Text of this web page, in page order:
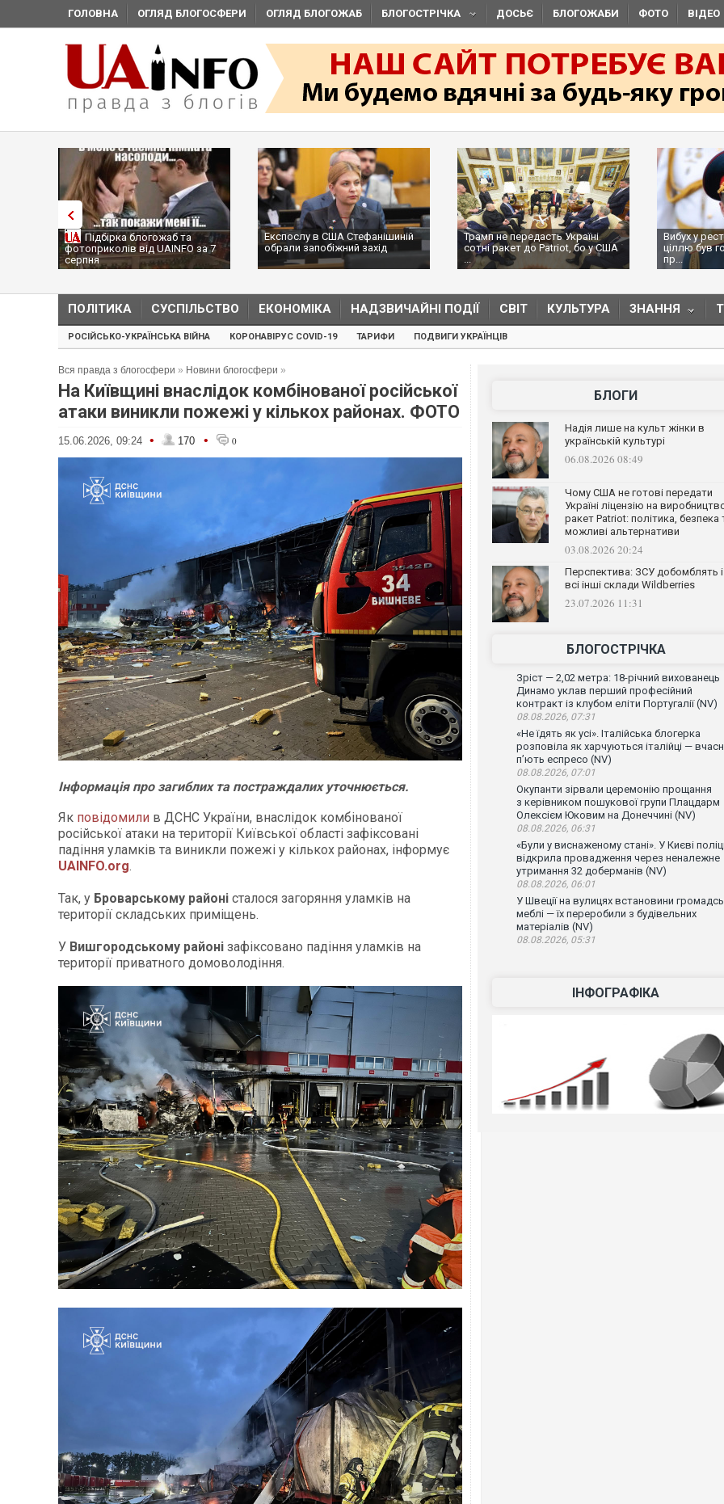
ГОЛОВНА ОГЛЯД БЛОГОСФЕРИ ОГЛЯД БЛОГОЖАБ БЛОГОСТРІЧКА ДОСЬЄ БЛОГОЖАБИ ФОТО ВІДЕО
Підбірка блогожаб та
фотоприколів від UAINFO за 7
серпня
Експослу в США Стефанішиній
обрали запобіжний захід
Трамп не передасть Україні
сотні ракет до Patriot, бо у США
Вибух у ресторані
ціллю був
ПОЛІТИКА СУСПІЛЬСТВО ЕКОНОМІКА НАДЗВИЧАЙНІ ПОДІЇ СВІТ КУЛЬТУРА ЗНАННЯ
РОСІЙСЬКО-УКРАЇНСЬКА ВІЙНА КОРОНАВІРУС COVID-19 ТАРИФИ ПОДВИГИ УКРАЇНЦІВ
Вся правда з блогосфери » Новини блогосфери »
На Київщині внаслідок комбінованої російської
атаки виникли пожежі у кількох районах. ФОТО
15.06.2026, 09:24 • 170 • 0
Інформація про загиблих та постраждалих уточнюється.
Як повідомили в ДСНС України, внаслідок комбінованої
російської атаки на території Київської області зафіксовані
падіння уламків та виникли пожежі у кількох районах, інформує
UAINFO.org.
Так, у Броварському районі сталося загоряння уламків на
території складських приміщень.
У Вишгородському районі зафіксовано падіння уламків на
території приватного домоволодіння.
БЛОГИ
Надія лише на культ жінки в
українській культурі
06.08.2026 08:49
Чому США не готові передати
Україні ліцензію на
ракет Patriot: політика, безпека
можливі альтернативи
03.08.2026 20:24
Перспектива: ЗСУ добомблять і
всі інші склади Wildberries
23.07.2026 11:31
БЛОГОСТРІЧКА
Зріст — 2,02 метра: 18-річний вихованець
Динамо уклав перший професійний
контракт із клубом еліти Португалії (NV)
08.08.2026, 07:31
«Не їдять як усі». Італійська блогерка
розповіла як харчуються італійці —
п’ють еспресо (NV)
08.08.2026, 07:01
Окупанти зірвали церемонію прощання
з керівником пошукової групи Плацдарм
Олексієм Юковим на Донеччині (NV)
08.08.2026, 06:31
«Були у виснаженому стані». У Києві
відкрила провадження через неналежне
утримання 32 доберманів (NV)
08.08.2026, 06:01
У Швеції на вулицях встановини
меблі — їх переробили з будівельних
матеріалів (NV)
08.08.2026, 05:31
ІНФОГРАФІКА